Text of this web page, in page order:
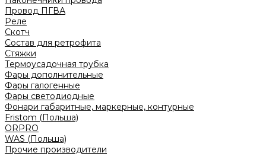
Провод ПГВА
Реле
Скотч
Состав для ретрофита
Стяжки
Термоусадочная трубка
Фары дополнительные
Фары галогенные
Фары светодиодные
Фонари габаритные, маркерные, контурные
Fristom (Польша)
ORPRO
WAS (Польша)
Прочие производители